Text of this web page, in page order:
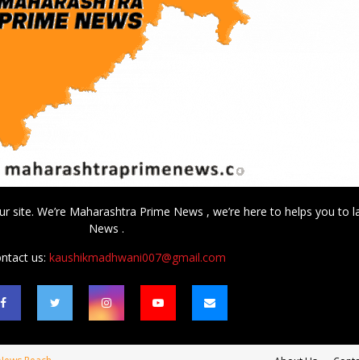
site. We’re Maharashtra Prime News , we’re here to helps you to
News .
us: kaushikmadhwani007@gmail.com